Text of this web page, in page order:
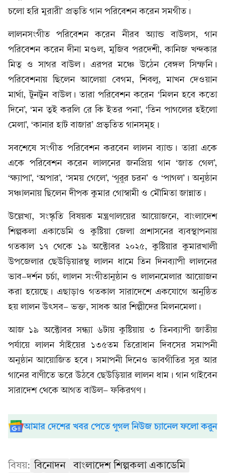
চলো হরি মুরারী’ প্রভৃতি গান পরিবেশন করেন সমগীত।
লালনসংগীত পরিবেশন করেন নীরব অ্যান্ড বাউলস, গান
পরিবেশন করেন দীনা মণ্ডল, মুজিব পরদেশী, কানিজ খন্দকার
মিতু ও সাগর বাউল। এরপর মঞ্চে উঠেন বেঙ্গল সিম্ফনি।
পরিবেশনায় ছিলেন আলেয়া বেগম, শিবলু, মাখন দেওয়ান
মার্থা, টুনটুন বাউল। তারা পরিবেশন করেন ‘মিলন হবে কতো
দিনে’, ‘মন তুই করলি রে কি ইতর পনা’, ‘তিন পাগলের হইলো
মেলা’, ‘কানার হাট বাজার’ প্রভৃতিত গানসমূহ।
সবশেষে সংগীত পরিবেশন করবেন লালন ব্যান্ড। তারা একে
একে পরিবেশন করেন লালনের জনপ্রিয় গান ‘জাত গেল’,
‘ক্ষ্যাপা’, ‘অপার’, ‘সময় গেলে’, ‘গুরুর চরন’ ও ‘পাগল’। অনুষ্ঠান
সঞ্চালনায় ছিলেন দীপক কুমার গোস্বামী ও মৌমিতা জান্নাত।
উল্লেখ্য, সংস্কৃতি বিষয়ক মন্ত্রণালয়ের আয়োজনে, বাংলাদেশ
শিল্পকলা একাডেমি ও কুষ্টিয়া জেলা প্রশাসনের ব্যবস্থাপনায়
গতকাল ১৭ থেকে ১৯ অক্টোবর ২০২৫, কুষ্টিয়ার কুমারখালী
উপজেলার ছেউড়িয়ারস্থ লালন ধামে তিন দিনব্যাপী লালনের
ভাব-দর্শন চর্চা, লালন সংগীতানুষ্ঠান ও লালনমেলার আয়োজন
করা হয়েছে। এছাড়াও গতকাল সারাদেশে একযোগে অনুষ্ঠিত
হয় লালন উৎসব- ভক্ত, সাধক আর শিল্পীদের মিলনমেলা।
আজ ১৯ অক্টোবর সন্ধ্যা ৬টায় কুষ্টিয়ায় ৩ তিনব্যাপী জাতীয়
পর্যায়ে লালন সাঁইয়ের ১৩৫তম তিরোধান দিবসের সমাপনী
অনুষ্ঠান আয়োজিত হবে। সমাপনী দিনেও ভাবগীতির সুর আর
গানের বাণীতে ভরে উঠবে ছেউড়িয়ার লালন ধাম। গান গাইবেন
সারাদেশ থেকে আগত বাউল- ফকিরগণ।
আমার দেশের খবর পেতে গুগল নিউজ চ্যানেল ফলো করুন
বিষয়: বিনোদন
বাংলাদেশ শিল্পকলা একাডেমি